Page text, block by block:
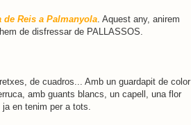
Reis a Palmanyola . Aquest any, anirem
de disfressar de PALLASSOS.
de cuadros... Amb un guardapit de color
amb guants blancs, un capell, una flor
en tenim per a tots.